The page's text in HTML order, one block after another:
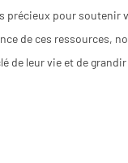
ue le puy en
le puy en velay,
haute loire,
précieux pour soutenir
de ces ressources,
de leur vie et de